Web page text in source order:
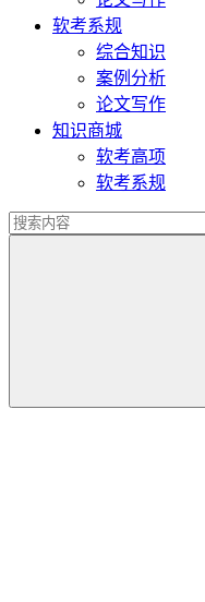
软考系规
综合知识
案例分析
论文写作
知识商城
软考高项
软考系规